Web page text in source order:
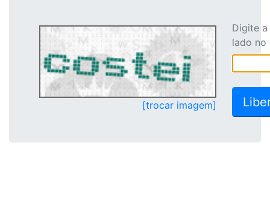
[trocar imagem]
Digite
lado no